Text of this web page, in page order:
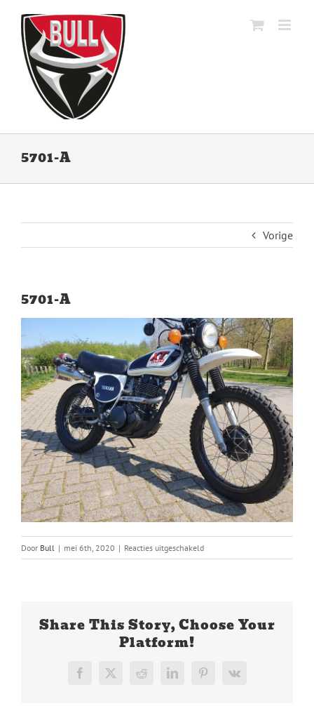
inhoud
5701-A
Vorige
5701-A
Door Bull | mei 6th, 2020 | Reacties uitgeschakeldvoor
5701-
Share This Story, Choose Your
Platform!
Facebook
X RedditLinkedInPinterest
Vk